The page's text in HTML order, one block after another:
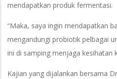
mendapatkan produk fermentasi.
“Maka, saya ingin mendapatkan
mengandungi probiotik pelbagai
ini di samping menjaga kesihatan
Kajian yang dijalankan bersama